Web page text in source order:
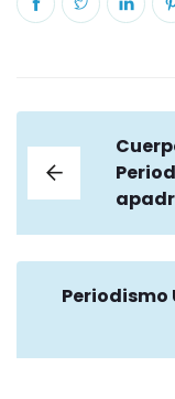
Periodismo